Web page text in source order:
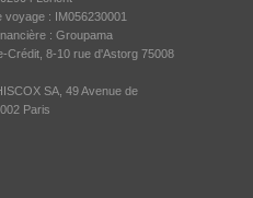
voyage : IM056230001
: Groupama
Crédit, 8-10 rue d'Astorg 75008
SA, 49 Avenue de
Paris